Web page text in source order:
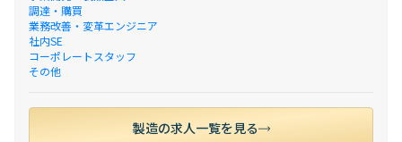
調達・購買
業務改善・変革エンジニア
社内SE
コーポレートスタッフ
その他
製造の求人一覧を見る